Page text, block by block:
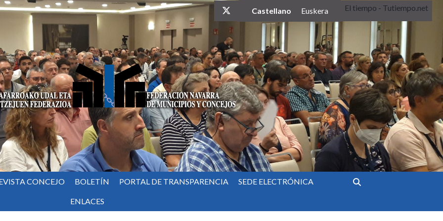
twitter
Castellano Euskera El tiempo - Tutiempo.net
CONCEJO BOLETÍN PORTAL DE TRANSPARENCIA SEDE ELECTRÓNICA
ENLACES